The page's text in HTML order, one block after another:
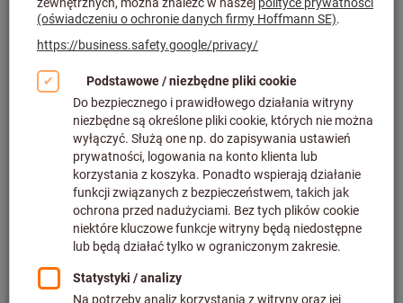
Masz pytania? Zapraszamy do
kontaktu: